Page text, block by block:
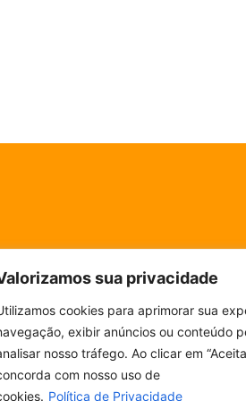
sua privacidade
cookies para aprimorar sua
exibir anúncios ou conteúdo
nosso tráfego. Ao clicar em
com nosso uso de
Política de Privacidade